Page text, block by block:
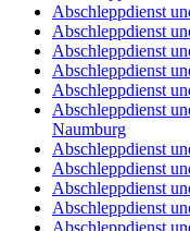
Abschleppdienst
Abschleppdienst
Abschleppdienst
Abschleppdienst
Abschleppdienst
Abschleppdienst
Naumburg
Abschleppdienst
Abschleppdienst
Abschleppdienst
Abschleppdienst
Abschleppdienst